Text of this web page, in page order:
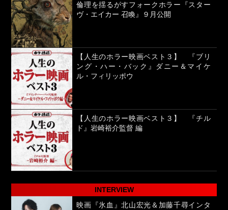
倫理を揺るがすフォークホラー『スター
ヴ・エイカー 召喚』９月公開
【人生のホラー映画ベスト３】 『ブリ
ング・ハー・バック』ダニー＆マイケ
ル・フィリッポウ
【人生のホラー映画ベスト３】 『チル
ド』岩崎裕介監督 編
INTERVIEW
映画『氷血』北山宏光＆加藤千尋インタ